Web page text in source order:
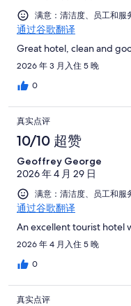
满意：清洁度、员工和服
通过谷歌翻译
Great hotel, clean and
2026 年 3 月入住 5 晚
0
真实点评
10/10 超赞
Geoffrey George
2026 年 4 月 29 日
满意：清洁度、员工和服
通过谷歌翻译
An excellent tourist hotel
2026 年 4 月入住 5 晚
0
真实点评